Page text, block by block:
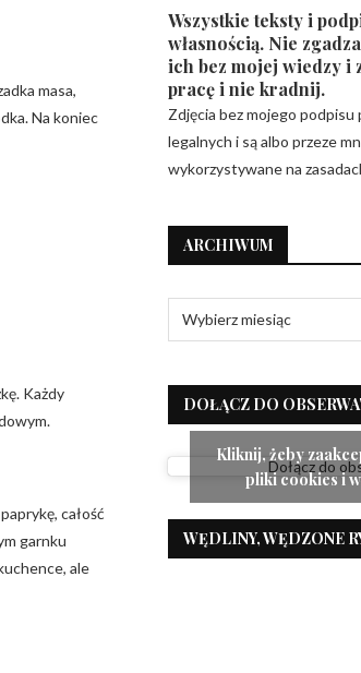
masa,
Na koniec
Każdy
całość
garnku
ale
Wszystkie teksty i
własnością. Nie
ich bez mojej wiedzy i
pracę i nie kradnij.
Zdjęcia bez mojego podpisu
legalnych i są albo przeze
wykorzystywane na
ARCHIWUM
DOŁĄCZ DO
Dołącz do
Kliknij, żeby
pliki cookies i
WĘDLINY, WĘDZONE